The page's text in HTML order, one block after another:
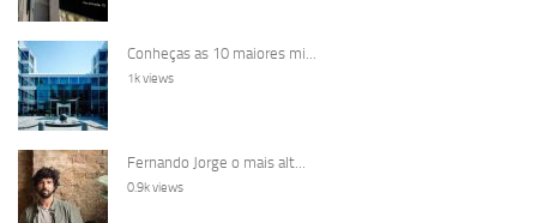
Conheças as 10 maiores mi...
1k views
Fernando Jorge o mais alt...
0.9k views